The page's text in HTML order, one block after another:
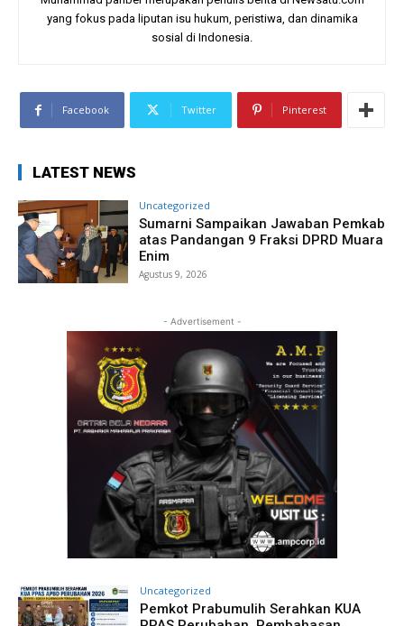
yang fokus pada liputan isu hukum, peristiwa, dan dinamika
sosial di Indonesia.
Facebook Twitter Pinterest
LATEST NEWS
Uncategorized
Sumarni Sampaikan Jawaban Pemkab
atas Pandangan 9 Fraksi DPRD Muara
Enim
Agustus 9, 2026
- Advertisement -
Uncategorized
Pemkot Prabumulih Serahkan KUA